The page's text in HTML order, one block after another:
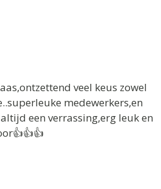
veel keus zowel
medewerkers,en
een verrassing,erg leuk en